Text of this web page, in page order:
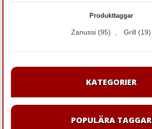
Produkttaggar
Zanussi (95) Grill (19)
KATEGORIER
POPULÄRA TAGGAR